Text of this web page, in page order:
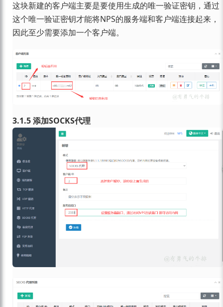
这块新建的客户端主要是要使用生成的唯一验证密钥，通过
这个唯一验证密钥才能将NPS的服务端和客户端连接起来，
因此至少需要添加一个客户端。
3.1.5 添加SOCKS代理